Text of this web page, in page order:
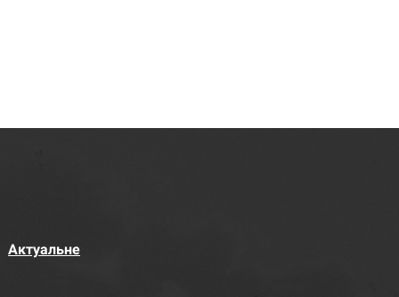
Актуальне